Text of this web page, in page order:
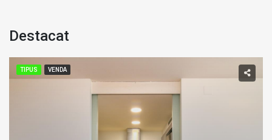
destacat
TIPUS VENDA